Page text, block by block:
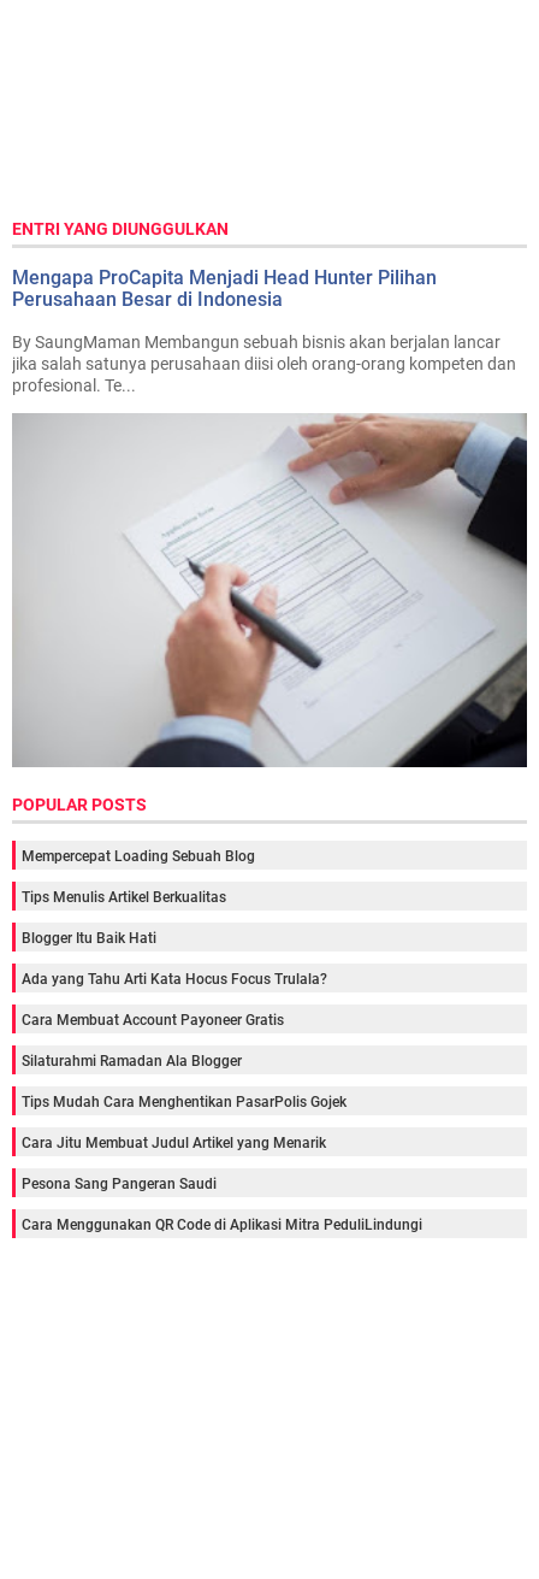
ENTRI YANG DIUNGGULKAN
Mengapa ProCapita Menjadi Head Hunter Pilihan
Perusahaan Besar di Indonesia
By SaungMaman Membangun sebuah bisnis akan berjalan lancar
jika salah satunya perusahaan diisi oleh orang-orang kompeten dan
profesional. Te...
POPULAR POSTS
Mempercepat Loading Sebuah Blog
Tips Menulis Artikel Berkualitas
Blogger Itu Baik Hati
Ada yang Tahu Arti Kata Hocus Focus Trulala?
Cara Membuat Account Payoneer Gratis
Silaturahmi Ramadan Ala Blogger
Tips Mudah Cara Menghentikan PasarPolis Gojek
Cara Jitu Membuat Judul Artikel yang Menarik
Pesona Sang Pangeran Saudi
Cara Menggunakan QR Code di Aplikasi Mitra PeduliLindungi